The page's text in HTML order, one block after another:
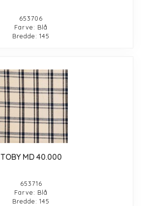
653706
Farve: Blå
Bredde: 145
TOBY MD 40.000
653716
Farve: Blå
Bredde: 145